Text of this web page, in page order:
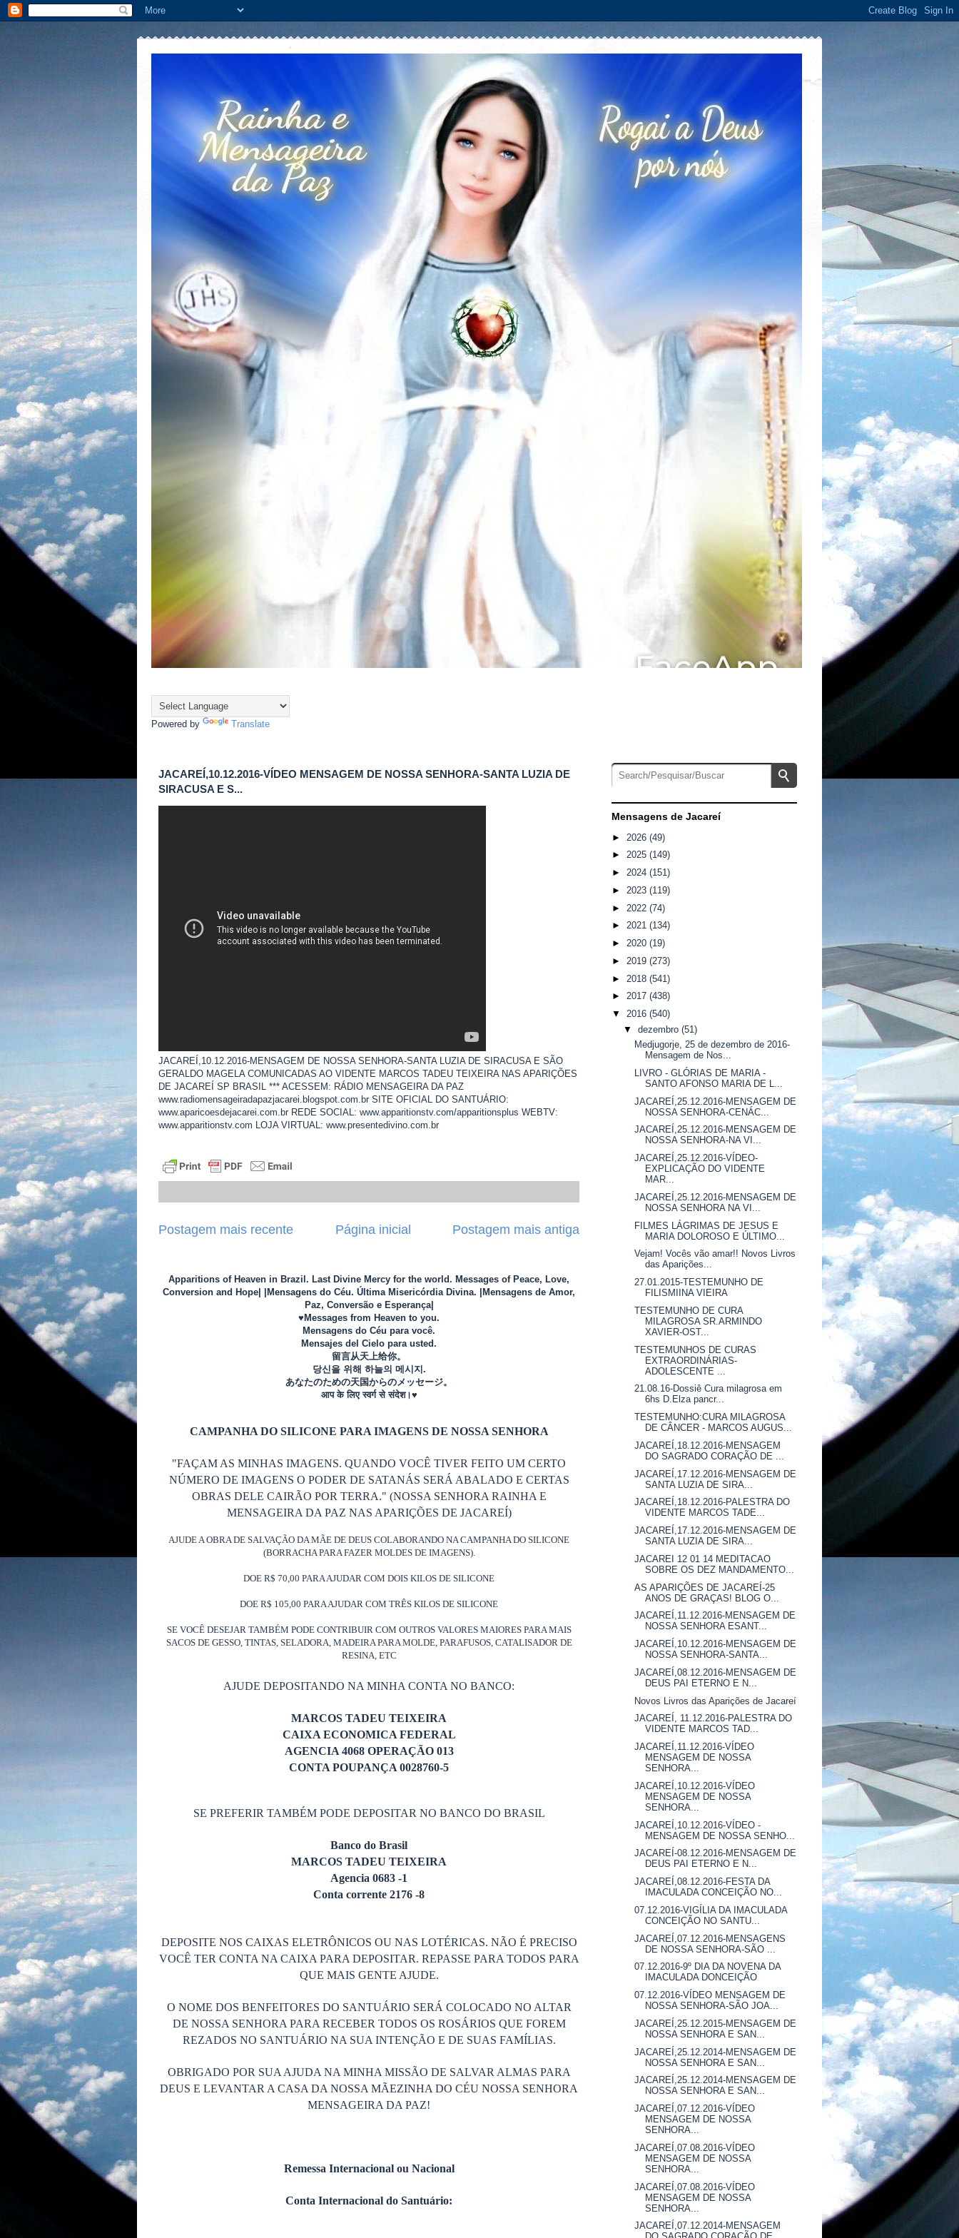
Powered by Translate
JACAREÍ,10.12.2016-VÍDEO MENSAGEM DE NOSSA SENHORA-SANTA LUZIA DE
SIRACUSA E S...
JACAREÍ,10.12.2016-MENSAGEM DE NOSSA SENHORA-SANTA LUZIA DE SIRACUSA E SÃO
GERALDO MAGELA COMUNICADAS AO VIDENTE MARCOS TADEU TEIXEIRA NAS APARIÇÕES
DE JACAREÍ SP BRASIL *** ACESSEM: RÁDIO MENSAGEIRA DA PAZ
www.radiomensageiradapazjacarei.blogspot.com.br SITE OFICIAL DO SANTUÁRIO:
www.aparicoesdejacarei.com.br REDE SOCIAL: www.apparitionstv.com/apparitionsplus WEBTV:
www.apparitionstv.com LOJA VIRTUAL: www.presentedivino.com.br
Postagem mais recente Postagem mais antiga
Página inicial
Apparitions of Heaven in Brazil. Last Divine Mercy for the world. Messages of Peace, Love,
Conversion and Hope| |Mensagens do Céu. Última Misericórdia Divina. |Mensagens de Amor,
Paz, Conversão e Esperança|
♥Messages from Heaven to you.
Mensagens do Céu para você.
Mensajes del Cielo para usted.
留言从天上给你。
당신을 위해 하늘의 메시지.
あなたのための天国からのメッセージ。
आप के लिए स्वर्ग से संदेश।♥
CAMPANHA DO SILICONE PARA IMAGENS DE NOSSA SENHORA
"FAÇAM AS MINHAS IMAGENS. QUANDO VOCÊ TIVER FEITO UM CERTO
NÚMERO DE IMAGENS O PODER DE SATANÁS SERÁ ABALADO E CERTAS
OBRAS DELE CAIRÃO POR TERRA." (NOSSA SENHORA RAINHA E
MENSAGEIRA DA PAZ NAS APARIÇÕES DE JACAREÍ)
AJUDE A OBRA DE SALVAÇÃO DA MÃE DE DEUS COLABORANDO NA CAMPANHA DO SILICONE
(BORRACHA PARA FAZER MOLDES DE IMAGENS).
DOE R$ 70,00 PARA AJUDAR COM DOIS KILOS DE SILICONE
DOE R$ 105,00 PARA AJUDAR COM TRÊS KILOS DE SILICONE
SE VOCÊ DESEJAR TAMBÉM PODE CONTRIBUIR COM OUTROS VALORES MAIORES PARA MAIS
SACOS DE GESSO, TINTAS, SELADORA, MADEIRA PARA MOLDE, PARAFUSOS, CATALISADOR DE
RESINA, ETC
AJUDE DEPOSITANDO NA MINHA CONTA NO BANCO:
MARCOS TADEU TEIXEIRA
CAIXA ECONOMICA FEDERAL
AGENCIA 4068 OPERAÇÃO 013
CONTA POUPANÇA 0028760-5
SE PREFERIR TAMBÉM PODE DEPOSITAR NO BANCO DO BRASIL
Banco do Brasil
MARCOS TADEU TEIXEIRA
Agencia 0683 -1
Conta corrente 2176 -8
DEPOSITE NOS CAIXAS ELETRÔNICOS OU NAS LOTÉRICAS. NÃO É PRECISO
VOCÊ TER CONTA NA CAIXA PARA DEPOSITAR. REPASSE PARA TODOS PARA
QUE MAIS GENTE AJUDE.
O NOME DOS BENFEITORES DO SANTUÁRIO SERÁ COLOCADO NO ALTAR
DE NOSSA SENHORA PARA RECEBER TODOS OS ROSÁRIOS QUE FOREM
REZADOS NO SANTUÁRIO NA SUA INTENÇÃO E DE SUAS FAMÍLIAS.
OBRIGADO POR SUA AJUDA NA MINHA MISSÃO DE SALVAR ALMAS PARA
DEUS E LEVANTAR A CASA DA NOSSA MÃEZINHA DO CÉU NOSSA SENHORA
MENSAGEIRA DA PAZ!
Remessa Internacional ou Nacional
Conta Internacional do Santuário:
Mensagens de Jacareí
► 2026 (49)
► 2025 (149)
► 2024 (151)
► 2023 (119)
► 2022 (74)
► 2021 (134)
► 2020 (19)
► 2019 (273)
► 2018 (541)
► 2017 (438)
▼ 2016 (540)
▼ dezembro (51)
Medjugorje, 25 de dezembro de 2016-
Mensagem de Nos...
LIVRO - GLÓRIAS DE MARIA -
SANTO AFONSO MARIA DE L...
JACAREÍ,25.12.2016-MENSAGEM DE
NOSSA SENHORA-CENÁC...
JACAREÍ,25.12.2016-MENSAGEM DE
NOSSA SENHORA-NA VI...
JACAREÍ,25.12.2016-VÍDEO-
EXPLICAÇÃO DO VIDENTE
MAR...
JACAREÍ,25.12.2016-MENSAGEM DE
NOSSA SENHORA NA VI...
FILMES LÁGRIMAS DE JESUS E
MARIA DOLOROSO E ÚLTIMO...
Vejam! Vocês vão amar!! Novos Livros
das Aparições...
27.01.2015-TESTEMUNHO DE
FILISMIINA VIEIRA
TESTEMUNHO DE CURA
MILAGROSA SR.ARMINDO
XAVIER-OST...
TESTEMUNHOS DE CURAS
EXTRAORDINÁRIAS-
ADOLESCENTE ...
21.08.16-Dossiê Cura milagrosa em
6hs D.Elza pancr...
TESTEMUNHO:CURA MILAGROSA
DE CÂNCER - MARCOS AUGUS...
JACAREÍ,18.12.2016-MENSAGEM
DO SAGRADO CORAÇÃO DE ...
JACAREÍ,17.12.2016-MENSAGEM DE
SANTA LUZIA DE SIRA...
JACAREÍ,18.12.2016-PALESTRA DO
VIDENTE MARCOS TADE...
JACAREÍ,17.12.2016-MENSAGEM DE
SANTA LUZIA DE SIRA...
JACAREI 12 01 14 MEDITACAO
SOBRE OS DEZ MANDAMENTO...
AS APARIÇÕES DE JACAREÍ-25
ANOS DE GRAÇAS! BLOG O...
JACAREÍ,11.12.2016-MENSAGEM DE
NOSSA SENHORA ESANT...
JACAREÍ,10.12.2016-MENSAGEM DE
NOSSA SENHORA-SANTA...
JACAREÍ,08.12.2016-MENSAGEM DE
DEUS PAI ETERNO E N...
Novos Livros das Aparições de Jacareí
JACAREÍ, 11.12.2016-PALESTRA DO
VIDENTE MARCOS TAD...
JACAREÍ,11.12.2016-VÍDEO
MENSAGEM DE NOSSA
SENHORA...
JACAREÍ,10.12.2016-VÍDEO
MENSAGEM DE NOSSA
SENHORA...
JACAREÍ,10.12.2016-VÍDEO -
MENSAGEM DE NOSSA SENHO...
JACAREÍ-08.12.2016-MENSAGEM DE
DEUS PAI ETERNO E N...
JACAREÍ,08.12.2016-FESTA DA
IMACULADA CONCEIÇÃO NO...
07.12.2016-VIGÍLIA DA IMACULADA
CONCEIÇÃO NO SANTU...
JACAREÍ,07.12.2016-MENSAGENS
DE NOSSA SENHORA-SÃO ...
07.12.2016-9º DIA DA NOVENA DA
IMACULADA DONCEIÇÃO
07.12.2016-VÍDEO MENSAGEM DE
NOSSA SENHORA-SÃO JOA...
JACAREÍ,25.12.2015-MENSAGEM DE
NOSSA SENHORA E SAN...
JACAREÍ,25.12.2014-MENSAGEM DE
NOSSA SENHORA E SAN...
JACAREÍ,25.12.2014-MENSAGEM DE
NOSSA SENHORA E SAN...
JACAREÍ,07.12.2016-VÍDEO
MENSAGEM DE NOSSA
SENHORA...
JACAREÍ,07.08.2016-VÍDEO
MENSAGEM DE NOSSA
SENHORA...
JACAREÍ,07.08.2016-VÍDEO
MENSAGEM DE NOSSA
SENHORA...
JACAREÍ,07.12.2014-MENSAGEM